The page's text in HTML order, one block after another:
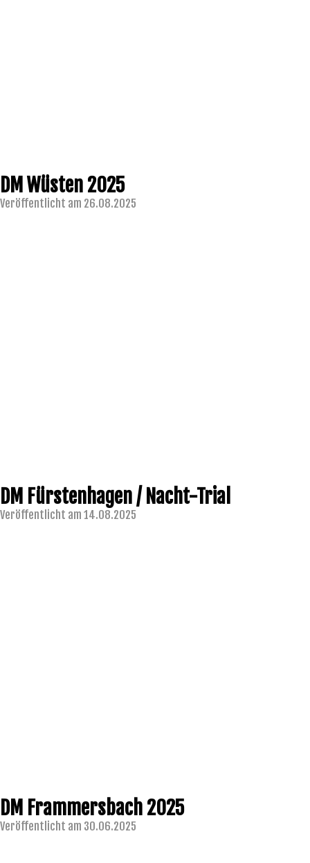
DM Wüsten 2025
Veröffentlicht am 26.08.2025
DM Fürstenhagen / Nacht-Trial
Veröffentlicht am 14.08.2025
DM Frammersbach 2025
Veröffentlicht am 30.06.2025